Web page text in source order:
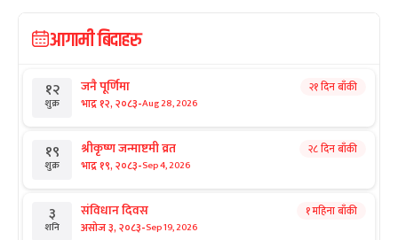
आगामी बिदाहरु
१२
शुक्र
जनै पूर्णिमा
भाद्र १२, २०८३-Aug 28, 2026
२१ दिन बाँकी
१९
शुक्र
श्रीकृष्ण जन्माष्टमी व्रत
भाद्र १९, २०८३-Sep 4, 2026
२८ दिन बाँकी
३
शनि
संविधान दिवस
असोज ३, २०८३-Sep 19, 2026
१ महिना बाँकी